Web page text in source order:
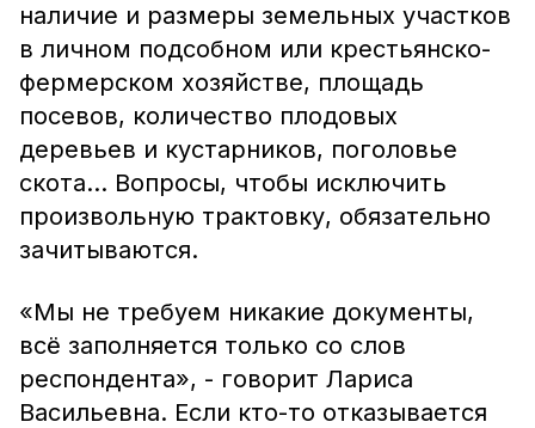
наличие и размеры земельных участков
в личном подсобном или крестьянско-
фермерском хозяйстве, площадь
посевов, количество плодовых
деревьев и кустарников, поголовье
скота... Вопросы, чтобы исключить
произвольную трактовку, обязательно
зачитываются.
«Мы не требуем никакие документы,
всё заполняется только со слов
респондента», - говорит Лариса
Васильевна. Если кто-то отказывается